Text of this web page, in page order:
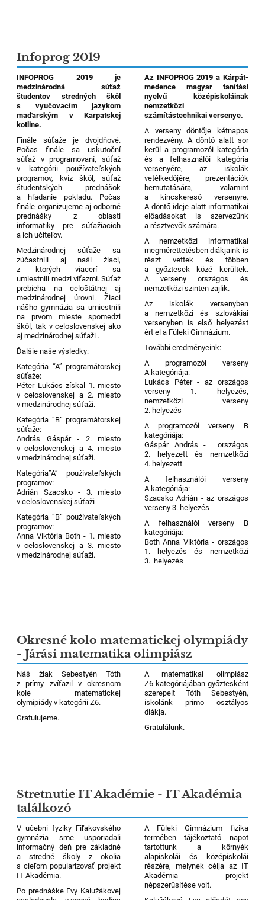
Infoprog 2019
INFOPROG 2019 je
medzinárodná súťaž
študentov stredných škôl
s vyučovacím jazykom
maďarským v Karpatskej
kotline.
Finále súťaže je dvojdňové.
Počas finále sa uskutoční
súťaž v programovaní, súťaž
v kategórii používateľských
programov, kvíz škôl, súťaž
študentských prednášok
a hľadanie pokladu. Počas
finále organizujeme aj odborné
prednášky z oblasti
informatiky pre súťažiacich
a ich učiteľov.
Medzinárodnej súťaže sa
zúčastnili aj naši žiaci,
z ktorých viacerí sa
umiestnili medzi víťazmi. Súťaž
prebieha na celoštátnej aj
medzinárodnej úrovni. Žiaci
nášho gymnázia sa umiestnili
na prvom mieste spomedzi
škôl, tak v celoslovenskej ako
aj medzinárodnej súťaži .
Ďalšie naše výsledky:
Kategória “A” programátorskej
súťaže:
Péter Lukács získal 1. miesto
v celoslovenskej a 2. miesto
v medzinárodnej súťaži.
Kategória “B” programátorskej
súťaže:
András Gáspár - 2. miesto
v celoslovenskej a 4. miesto
v medzinárodnej súťaži.
Kategória”A” používateľských
programov:
Adrián Szacsko - 3. miesto
v celoslovenskej súťaži
Kategória “B” používateľských
programov:
Anna Viktória Both - 1. miesto
v celoslovenskej a 3. miesto
v medzinárodnej súťaži.
Az INFOPROG 2019 a Kárpát-
medence magyar tanítási
nyelvű középiskoláinak
nemzetközi
számítástechnikai versenye.
A verseny döntője kétnapos
rendezvény. A döntő alatt sor
kerül a programozói kategória
és a felhasználói kategória
versenyére, az iskolák
vetélkedőjére, prezentációk
bemutatására, valamint
a kincskereső versenyre.
A döntő ideje alatt informatikai
előadásokat is szervezünk
a résztvevők számára.
A nemzetközi informatikai
megmérettetésben diákjaink is
részt vettek és többen
a győztesek közé kerültek.
A verseny országos és
nemzetközi szinten zajlik.
Az iskolák versenyben
a nemzetközi és szlovákiai
versenyben is első helyezést
ért el a Füleki Gimnázium.
További eredményeink:
A programozói verseny
A kategóriája:
Lukács Péter - az országos
verseny 1. helyezés,
nemzetközi verseny
2. helyezés
A programozói verseny B
kategóriája:
Gáspár András - országos
2. helyezett és nemzetközi
4. helyezett
A felhasználói verseny
A kategóriája:
Szacsko Adrián - az országos
verseny 3. helyezés
A felhasználói verseny B
kategóriája:
Both Anna Viktória - országos
1. helyezés és nemzetközi
3. helyezés
Okresné kolo matematickej olympiády
- Járási matematika olimpiász
Náš žiak Sebestyén Tóth
z prímy zvíťazil v okresnom
kole matematickej
olymipiády v kategórii Z6.
Gratulujeme.
A matematikai olimpiász
Z6 kategóriájában győztesként
szerepelt Tóth Sebestyén,
iskolánk primo osztályos
diákja.
Gratulálunk.
Stretnutie IT Akadémie - IT Akadémia
találkozó
V učebni fyziky Fiľakovského
gymnázia sme usporiadali
informačný deň pre základné
a stredné školy z okolia
s cieľom popularizovať projekt
IT Akadémia.
Po prednáške Evy Kalužákovej
A Füleki Gimnázium fizika
termében tájékoztató napot
tartottunk a környék
alapiskolái és középiskolái
részére, melynek célja az IT
Akadémia projekt
népszerűsítése volt.